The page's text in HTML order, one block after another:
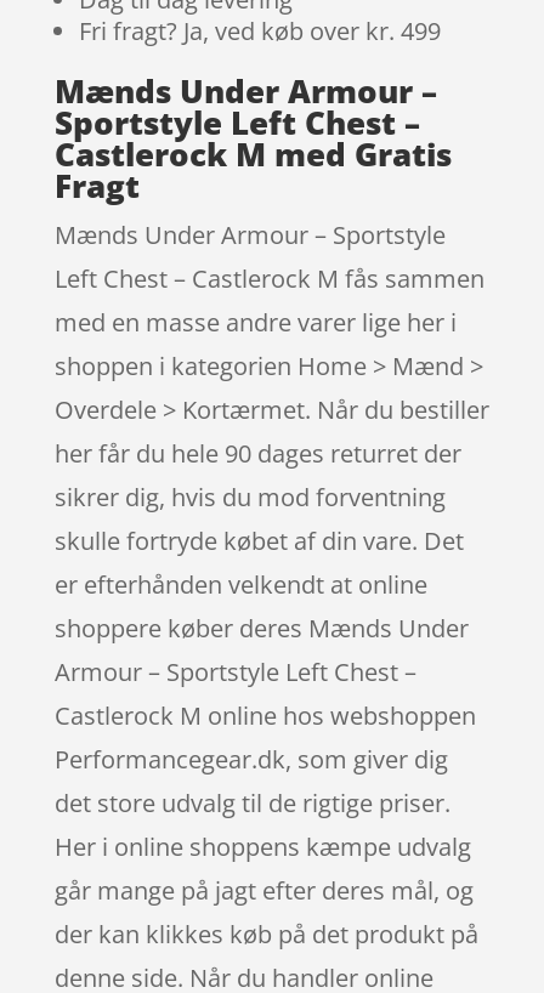
Fri fragt? Ja, ved køb over kr. 499
Mænds Under Armour –
Sportstyle Left Chest –
Castlerock M med Gratis
Fragt
Mænds Under Armour – Sportstyle
Left Chest – Castlerock M fås sammen
med en masse andre varer lige her i
shoppen i kategorien Home > Mænd >
Overdele > Kortærmet. Når du bestiller
her får du hele 90 dages returret der
sikrer dig, hvis du mod forventning
skulle fortryde købet af din vare. Det
er efterhånden velkendt at online
shoppere køber deres Mænds Under
Armour – Sportstyle Left Chest –
Castlerock M online hos webshoppen
Performancegear.dk, som giver dig
det store udvalg til de rigtige priser.
Her i online shoppens kæmpe udvalg
går mange på jagt efter deres mål, og
der kan klikkes køb på det produkt på
denne side. Når du handler online